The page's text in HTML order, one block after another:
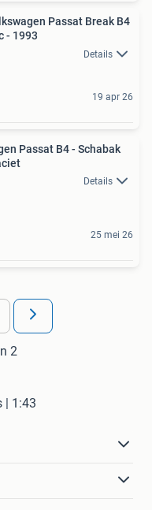
Passat Break B4
- 1993
Details
19 apr 26
Passat B4 - Schabak
Details
25 mei 26
2
| 1:43